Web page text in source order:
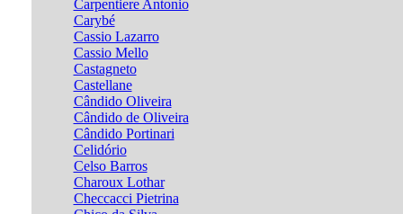
Carpentiere Antonio
Carybé
Cassio Lazarro
Cassio Mello
Castagneto
Castellane
Cândido Oliveira
Cândido de Oliveira
Cândido Portinari
Celidório
Celso Barros
Charoux Lothar
Checcacci Pietrina